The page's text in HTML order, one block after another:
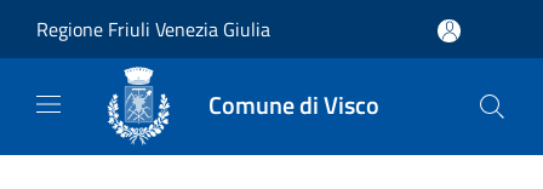
Regione Friuli Venezia Giulia
Comune di Visco